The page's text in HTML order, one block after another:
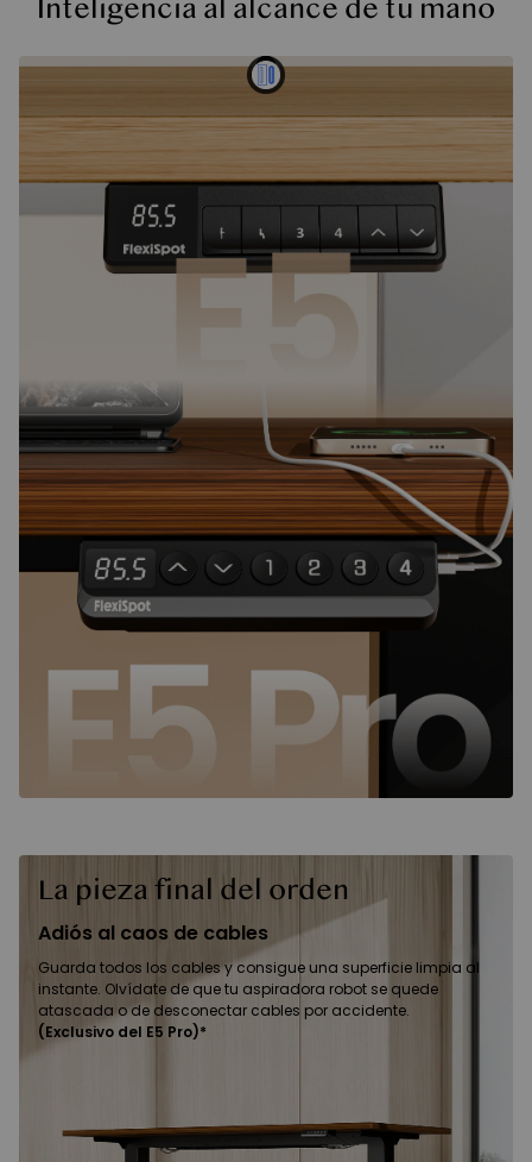
Inteligencia al alcance de tu mano
La pieza final del orden
Adiós al caos de cables
Guarda todos los cables y consigue una superficie limpia al
instante. Olvídate de que tu aspiradora robot se quede
atascada o de desconectar cables por accidente.
(Exclusivo del E5 Pro)*